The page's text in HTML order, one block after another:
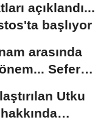
açıklandı...
başlıyor
arasında
Sefer
Utku